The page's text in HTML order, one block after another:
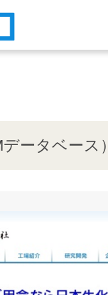
ータベース）